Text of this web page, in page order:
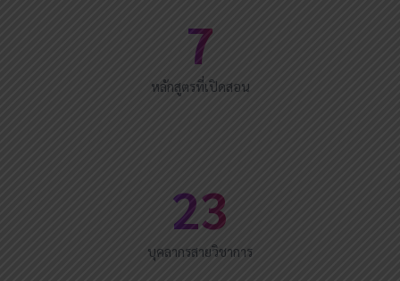
7
หลักสูตรที่เปิดสอน
23
บุคลากรสายวิชาการ